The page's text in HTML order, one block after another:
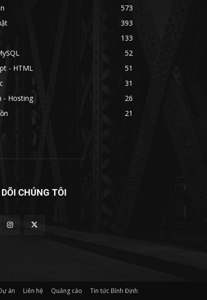
573
393
133
52
- HTML
51
31
- Hosting
26
21
CHÚNG TÔI
án Liên hệ Quảng cáo Tin tức Bình Định